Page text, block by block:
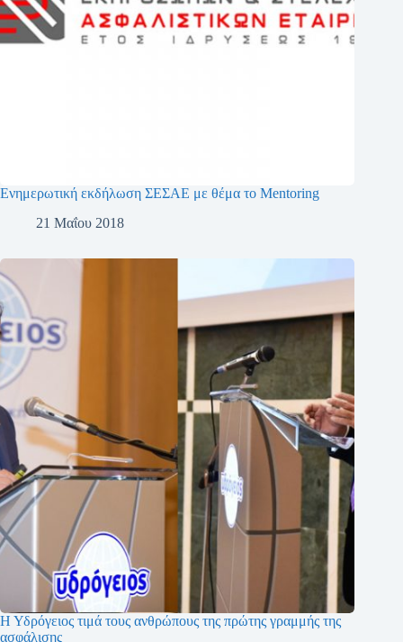
Ενημερωτική εκδήλωση ΣΕΣΑΕ με θέμα το Mentoring
21 Μαΐου 2018
Η Υδρόγειος τιμά τους ανθρώπους της πρώτης γραμμής της
ασφάλισης